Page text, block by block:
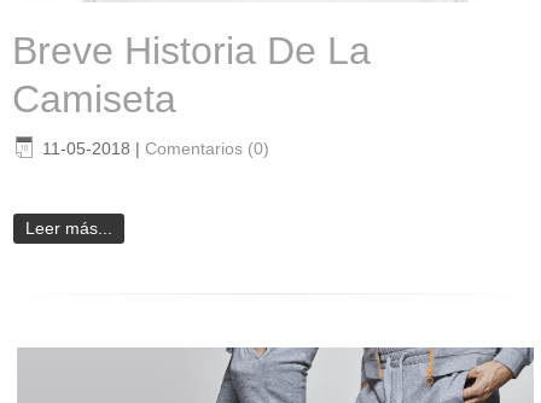
Breve Historia De La
Camiseta
11-05-2018 | Comentarios (0)
Leer más...